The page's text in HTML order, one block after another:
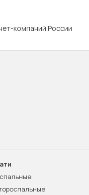
компаний России